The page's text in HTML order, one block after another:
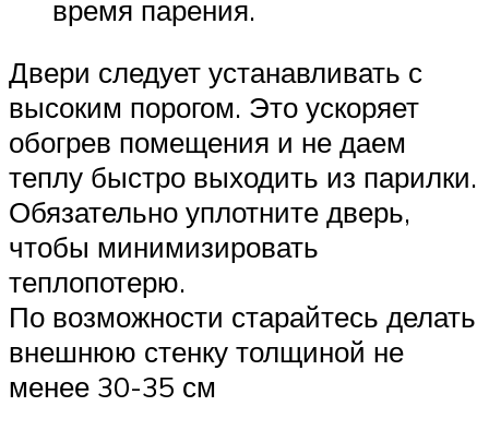
время парения.
Двери следует устанавливать с
высоким порогом. Это ускоряет
обогрев помещения и не даем
теплу быстро выходить из парилки.
Обязательно уплотните дверь,
чтобы минимизировать
теплопотерю.
По возможности старайтесь делать
внешнюю стенку толщиной не
менее 30-35 см